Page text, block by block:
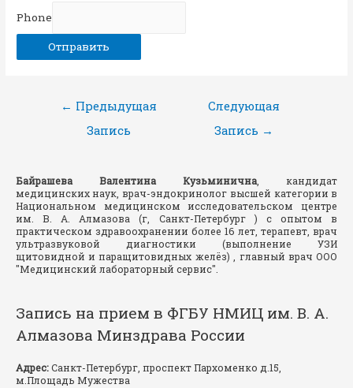
Phone
Отправить
Навигация
← Предыдущая
Запись
Следующая
Запись →
Байрашева Валентина Кузьминична , кандидат
медицинских наук, врач-эндокринолог высшей категории в
Национальном медицинском исследовательском центре
им. В. А. Алмазова (г, Санкт-Петербург ) с опытом в
практическом здравоохранении более 16 лет, терапевт, врач
ультразвуковой диагностики (выполнение УЗИ
щитовидной и паращитовидных желёз) , главный врач ООО
"Медицинский лабораторный сервис".
Запись на прием в ФГБУ НМИЦ им. В. А.
Алмазова Минздрава России
Адрес:Санкт-Петербург, проспект Пархоменко д.15,
м.Площадь Мужества